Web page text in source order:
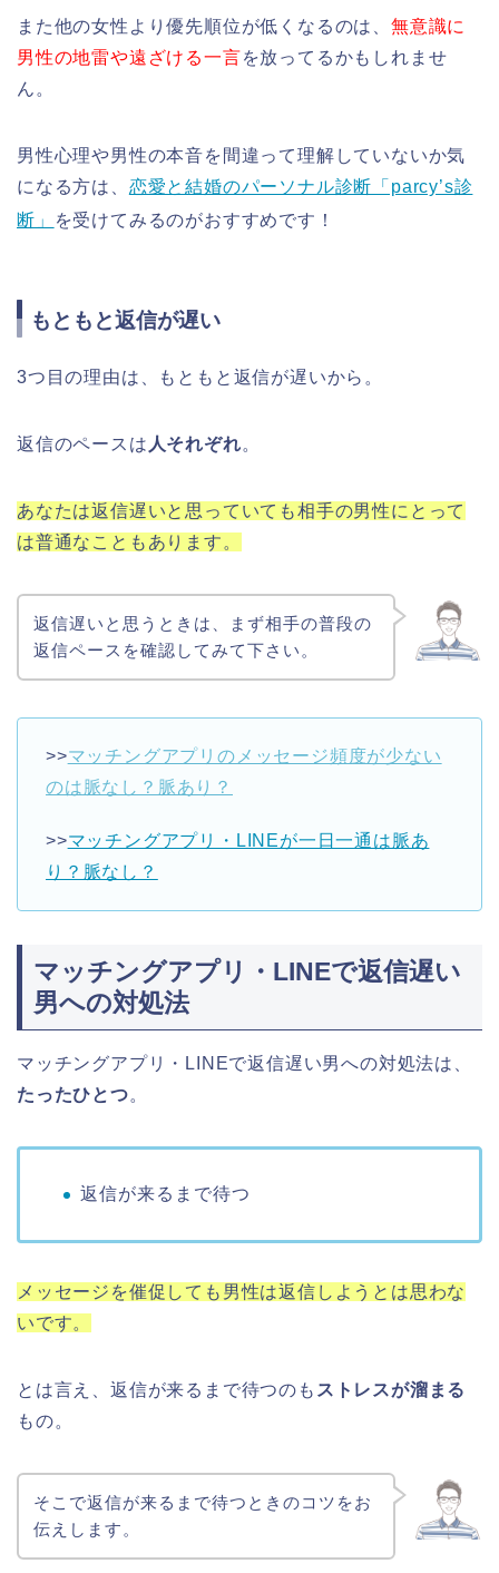
また他の女性より優先順位が低くなるのは、 無意識に
男性の地雷や遠ざける一言を放ってるかもしれませ
ん。
男性心理や男性の本音を間違って理解していないか気
になる方は、 恋愛と結婚のパーソナル診断「parcy’s診
断」
を受けてみるのがおすすめです！
もともと返信が遅い
3つ目の理由は、もともと返信が遅いから。
返信のペースは 人それぞれ。
あなたは返信遅いと思っていても相手の男性にとって
は普通なこともあります。
返信遅いと思うときは、まず相手の普段の
返信ペースを確認してみて下さい。
>>マッチングアプリのメッセージ頻度が少ない
のは脈なし？脈あり？
>>マッチングアプリ・LINEが一日一通は脈あ
り？脈なし？
マッチングアプリ・LINEで返信遅い
男への対処法
マッチングアプリ・LINEで返信遅い男への対処法は、
たったひとつ。
返信が来るまで待つ
メッセージを催促しても男性は返信しようとは思わな
いです。
とは言え、返信が来るまで待つのも ストレスが溜まる
もの。
そこで返信が来るまで待つときのコツをお
伝えします。